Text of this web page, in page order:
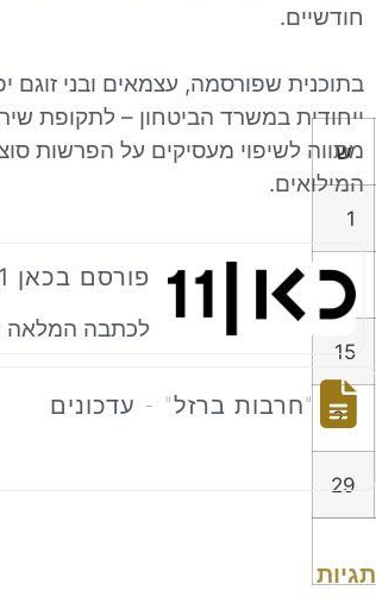
ש
1
8
15
22
29
חודשיים.
בתוכנית שפורסמה, עצמאים ובני
ייחודית במשרד הביטחון – לתקופת
מתווה לשיפוי מעסיקים על הפרשות
המילואים.
פורסם בכאן 11
לכתבה המלאה
"חרבות ברזל" - עדכונים
תגיות